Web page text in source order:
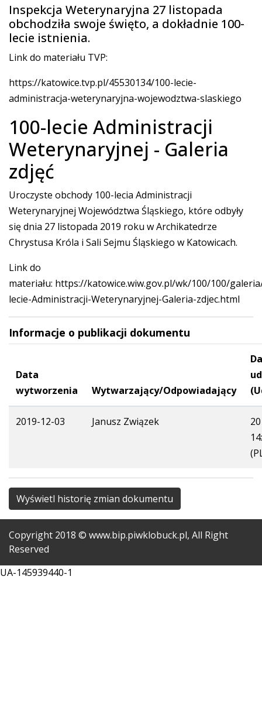
Inspekcja Weterynaryjna 27 listopada
obchodziła swoje święto, a dokładnie 100-
lecie istnienia.
Link do materiału TVP:
https://katowice.tvp.pl/45530134/100-lecie-
administracja-weterynaryjna-wojewodztwa-slaskiego
100-lecie Administracji
Weterynaryjnej - Galeria
zdjęć
Uroczyste obchody 100-lecia Administracji
Weterynaryjnej Województwa Śląskiego, które odbyły
się dnia 27 listopada 2019 roku w Archikatedrze
Chrystusa Króla i Sali Sejmu Śląskiego w Katowicach.
Link do
materiału: https://katowice.wiw.gov.pl/wk/100/100/
lecie-Administracji-Weterynaryjnej-Galeria-zdjec.html
Informacje o publikacji dokumentu
Data
wytworzenia
Wytwarzający/Odpowiadający
2019-12-03 Janusz Związek
Wyświetl historię zmian dokumentu
Copyright 2018 © www.bip.piwklobuck.pl, All Right
Reserved
UA-145939440-1